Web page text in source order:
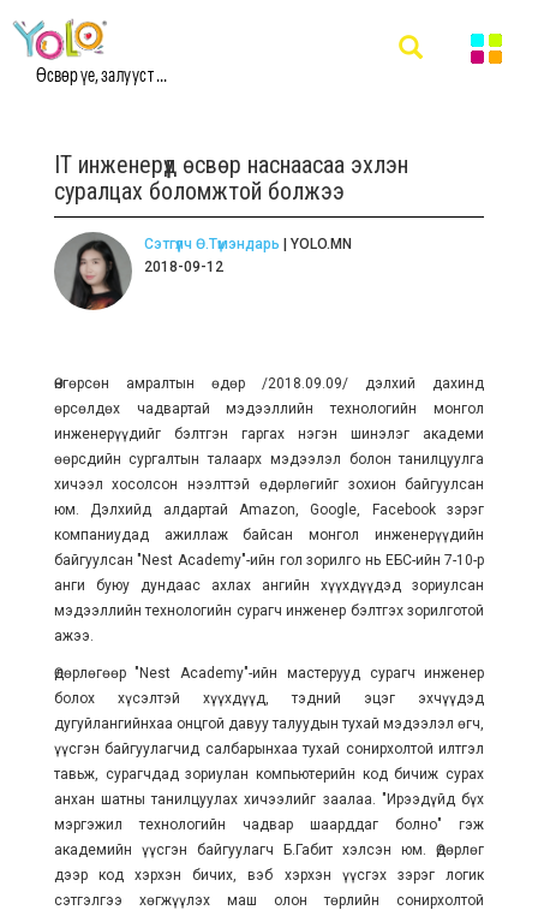
Өсвөр үе, залууст ...
IT инженерүүд өсвөр наснаасаа эхлэн
суралцах боломжтой болжээ
Сэтгүүлч Ө.Түмэндарь | YOLO.MN
2018-09-12
Өнгөрсөн амралтын өдөр /2018.09.09/ дэлхий дахинд
өрсөлдөх чадвартай мэдээллийн технологийн монгол
инженерүүдийг бэлтгэн гаргах нэгэн шинэлэг академи
өөрсдийн сургалтын талаарх мэдээлэл болон танилцуулга
хичээл хосолсон нээлттэй өдөрлөгийг зохион байгуулсан
юм. Дэлхийд алдартай Amazon, Google, Facebook зэрэг
компаниудад ажиллаж байсан монгол инженерүүдийн
байгуулсан "Nest Academy"-ийн гол зорилго нь ЕБС-ийн 7-10-р
анги буюу дундаас ахлах ангийн хүүхдүүдэд зориулсан
мэдээллийн технологийн сурагч инженер бэлтгэх зорилготой
ажээ.
Өдөрлөгөөр "Nest Academy"-ийн мастерууд сурагч инженер
болох хүсэлтэй хүүхдүүд, тэдний эцэг эхчүүдэд
дугуйлангийнхаа онцгой давуу талуудын тухай мэдээлэл өгч,
үүсгэн байгуулагчид салбарынхаа тухай сонирхолтой илтгэл
тавьж, сурагчдад зориулан компьютерийн код бичиж сурах
анхан шатны танилцуулах хичээлийг заалаа. "Ирээдүйд бүх
мэргэжил технологийн чадвар шаарддаг болно" гэж
академийн үүсгэн байгуулагч Б.Габит хэлсэн юм. Өдөрлөг
дээр код хэрхэн бичих, вэб хэрхэн үүсгэх зэрэг логик
сэтгэлгээ хөгжүүлэх маш олон төрлийн сонирхолтой